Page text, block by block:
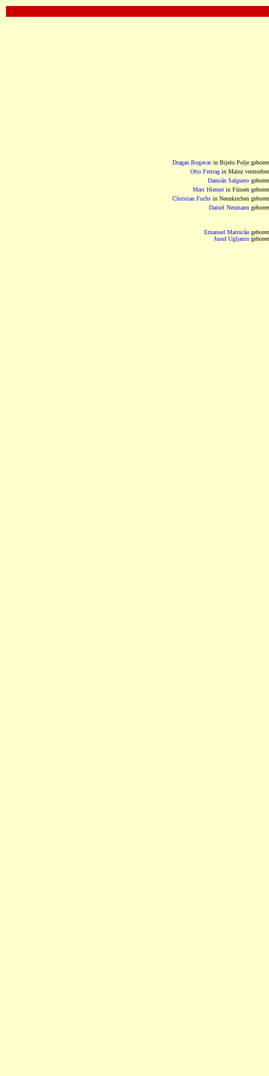
Dragan Bogavac in Bijelo Polje geboren
Otto Freitag in Mainz verstorben
Damián Salguero geboren
Marc Hiemerin Füssen geboren
Christian Fuchs in Neunkirchen geboren
Daniel Neumann geboren
Emanuel Marincău geboren
Jusuf Ugljanin geboren